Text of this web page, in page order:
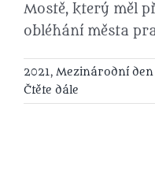
Mostě, který měl
obléhání města
2021, Mezinárodní
Čtěte dále